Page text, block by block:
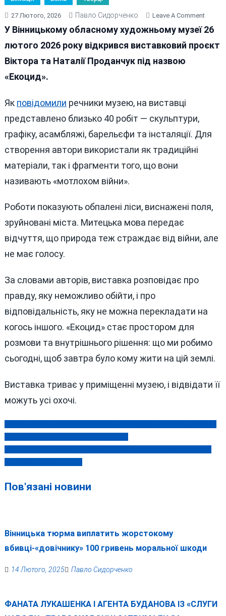
27 Лютого, 2026 Павло Сидорченко Leave A CommentOn
У
У Вінницькому обласному художньому музеї 26
лютого 2026 року відкрився виставковий проєкт
Віктора та Наталії Проданчук під назвою
«Екоцид».
Як повідомили речники музею, на виставці
представлено близько 40 робіт — скульптури,
графіку, асамбляжі, барельєфи та інсталяції. Для
створення автори використали як традиційні
матеріали, так і фрагменти того, що вони
називають «мотлохом війни».
Роботи показують обпалені ліси, виснажені поля,
зруйновані міста. Митецька мова передає
відчуття, що природа теж страждає від війни, але
не має голосу.
За словами авторів, виставка розповідає про
правду, яку неможливо обійти, і про
відповідальність, яку не можна перекладати на
когось іншого. «Екоцид» стає простором для
розмови та внутрішнього рішення: що ми робимо
сьогодні, щоб завтра було кому жити на цій землі.
Виставка триває у приміщенні музею, і відвідати її
можуть усі охочі.
Навігація
записів
Пов'язані новини
Вінницька тюрма виплатить жорстокому
вбивці-«довічнику» 100 гривень моральної шкоди
14 Лютого, 2025 Павло Сидорченко
ФАНАТА ЛУКАШЕНКА І АГЕНТА БУДАНОВА ІЗ «СЛУГИ